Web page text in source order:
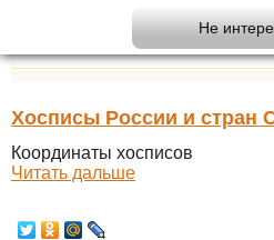
Хосписы России и стран
Координаты хосписов
Читать дальше